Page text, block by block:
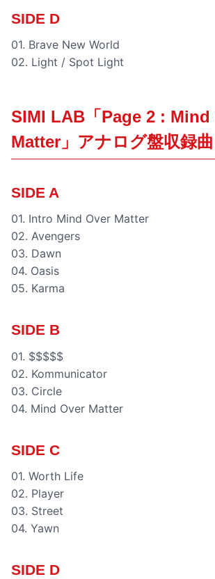
SIDE D
01. Brave New World
02. Light / Spot Light
SIMI LAB「Page 2 : Mind
Matter」アナログ盤収録曲
SIDE A
01. Intro Mind Over Matter
02. Avengers
03. Dawn
04. Oasis
05. Karma
SIDE B
01. $$$$$
02. Kommunicator
03. Circle
04. Mind Over Matter
SIDE C
01. Worth Life
02. Player
03. Street
04. Yawn
SIDE D